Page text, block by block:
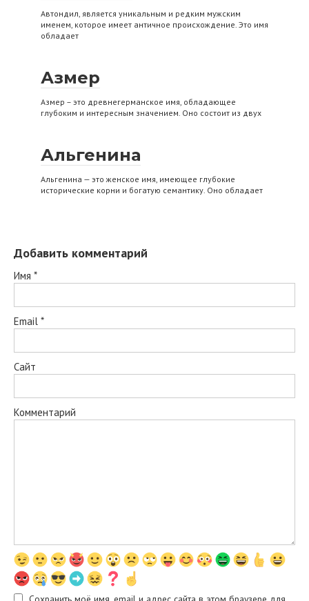
Автондил, является уникальным и редким мужским
именем, которое имеет античное происхождение. Это имя
обладает
Азмер
Азмер – это древнегерманское имя, обладающее
глубоким и интересным значением. Оно состоит из двух
Альгенина
Альгенина — это женское имя, имеющее глубокие
исторические корни и богатую семантику. Оно обладает
Добавить комментарий
Имя *
Email *
Сайт
Комментарий